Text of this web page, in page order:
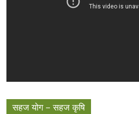
सहज योग – सहज कृषि